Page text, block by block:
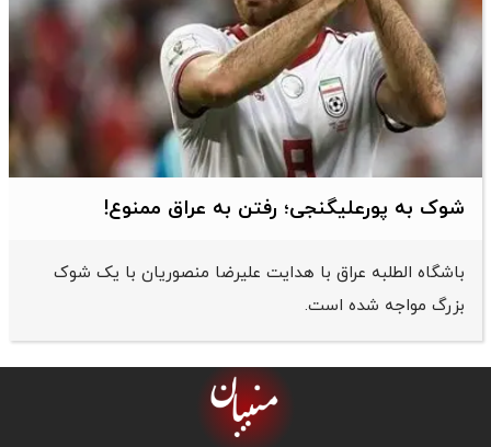
شوک به پورعلیگنجی؛ رفتن به عراق ممنوع!
باشگاه الطلبه عراق با هدایت علیرضا منصوریان با یک شوک
بزرگ مواجه شده است.